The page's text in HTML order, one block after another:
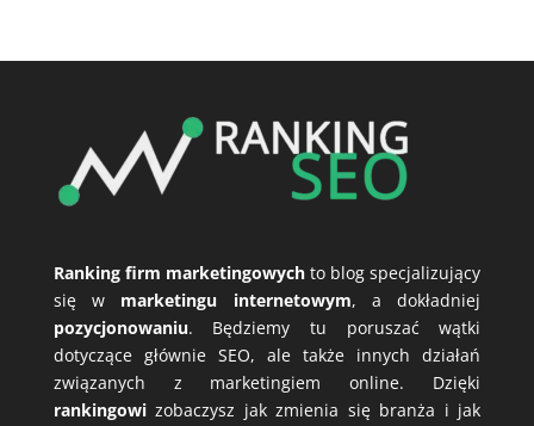
Ranking firm marketingowychto blog specjalizujący
się w marketingu internetowym, a dokładniej
pozycjonowaniu. Będziemy tu poruszać wątki
dotyczące głównie SEO, ale także innych działań
związanych z marketingiem online. Dzięki
rankingowizobaczysz jak zmienia się branża i jak